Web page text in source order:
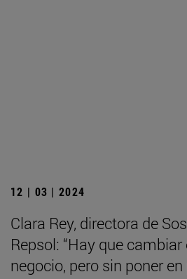
12 | 03 | 2024
Clara Rey, directora de
Repsol: “Hay que
negocio, pero sin poner